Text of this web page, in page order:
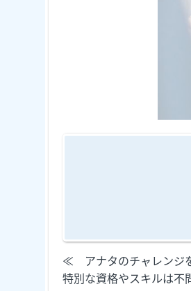
≪ アナタのチャレン
特別な資格やスキルは